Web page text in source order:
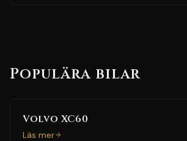
Populära bilar
Volvo XC60
Läs mer